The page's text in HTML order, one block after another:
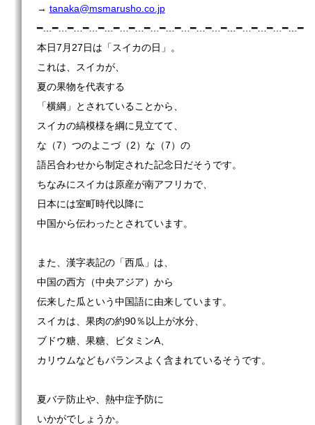
→ tanaka@msmarusho.co.jp
━…━…━…━…━…━…━…━…━…━…━…━…━…━…━…━…━…━
本日7月27日は「スイカの日」。
これは、スイカが、
夏の果物を代表する
「横綱」とされていることから、
スイカの縞模様を綱に見立てて、
な（7）つのよこづ（2）な（7）の
語呂合わせから制定された記念日だそうです。
ちなみにスイカは原産が南アフリカで、
日本には室町時代以降に
中国から伝わったとされています。
また、漢字表記の「西瓜」は、
中国の西方（中央アジア）から
伝来した瓜という中国語に由来しています。
スイカは、果肉の約90％以上が水分、
ブドウ糖、果糖、ビタミンA、
カリウムなどもバランスよく含まれているそうです。
夏バテ防止や、熱中症予防に
いかがでしょうか。